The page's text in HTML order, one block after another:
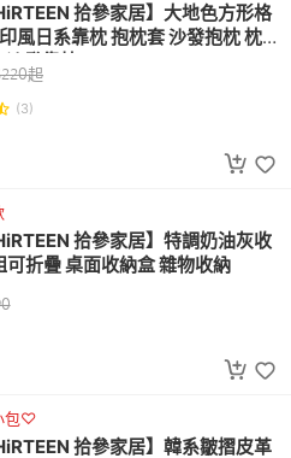
拾參家居】大地色方形格
風日系靠枕 抱枕套 沙發抱枕 枕
發靠枕
220起
(3)
拾參家居】特調奶油灰收
可折疊 桌面收納盒 雜物收納
包♡
拾參家居】韓系皺摺皮革